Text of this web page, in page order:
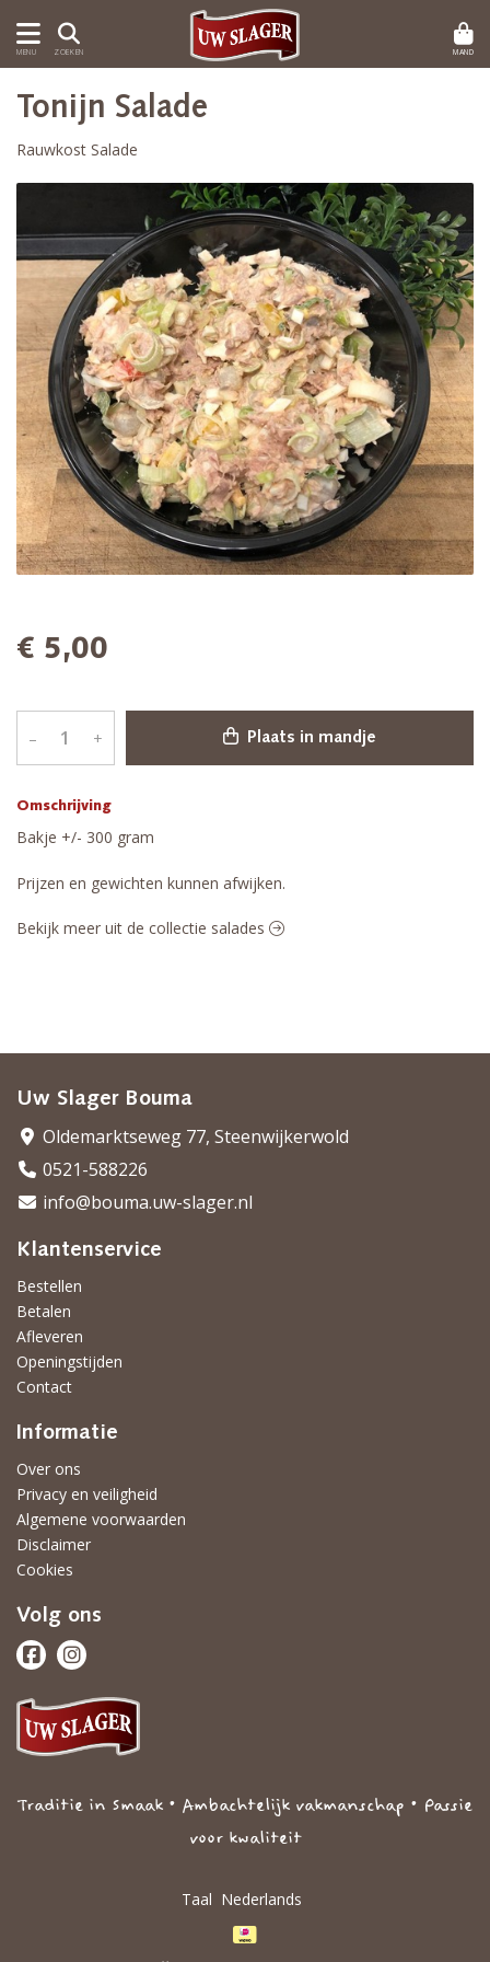
MENU ZOEKEN MAND
Omschrijving
Bakje +/- 300 gram
Prijzen en gewichten kunnen afwijken.
Tonijn Salade
Rauwkost Salade
€ 5,00
– + Plaats in mandje
Bekijk meer uit de collectie salades
Uw Slager Bouma
Oldemarktseweg 77, Steenwijkerwold
0521-588226
info@bouma.uw-slager.nl
Klantenservice
Bestellen
Betalen
Afleveren
Openingstijden
Contact
Informatie
Over ons
Privacy en veiligheid
Algemene voorwaarden
Disclaimer
Cookies
Volg ons
Traditie in Smaak • Ambachtelijk vakmanschap • Passie
voor kwaliteit
Taal